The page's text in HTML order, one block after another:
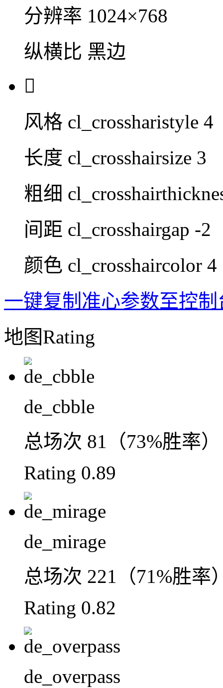
分辨率 1024×768
纵横比 黑边

风格 cl_crossharistyle 4
长度 cl_crosshairsize 3
粗细
间距 cl_crosshairgap -2
颜色 cl_crosshaircolor 4
一键复制准心参数至控制
地图Rating
de_cbble
总场次 81（73%胜率）
Rating 0.89
de_mirage
总场次 221（71%胜率
Rating 0.82
de_overpass